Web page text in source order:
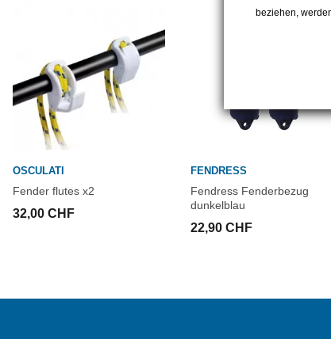
OSCULATI
Fender flutes x2
32,00 CHF
FENDRESS
Fendress Fenderbezug
dunkelblau
22,90 CHF
beziehen,